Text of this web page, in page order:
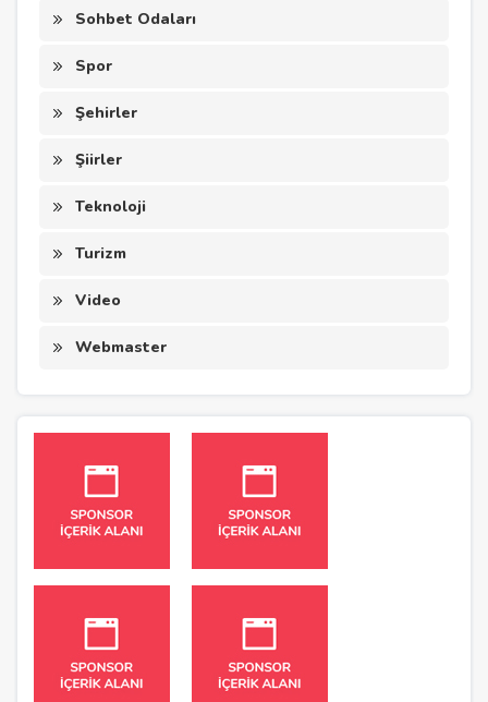
Sohbet Odaları
Spor
Şehirler
Şiirler
Teknoloji
Turizm
Video
Webmaster